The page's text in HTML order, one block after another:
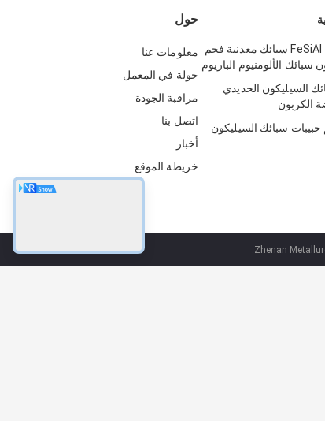
حول
معلومات عنا
جولة في المعمل
مراقبة الجودة
اتصل بنا
أخبار
خريطة الموقع
جيد إزالة الأكسجين FeSiAl سبائك معدنية فحم
الألومنيوم الباريوم
السيليكون الحديدي
الكربون
الصلب 1 مم حبيبات سبائك السيليكون